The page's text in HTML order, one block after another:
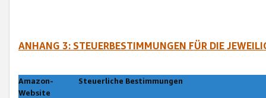
ANHANG 3: STEUERBESTIMMUNGEN FÜR DIE
Amazon-
Website
Steuerliche Bestimmungen